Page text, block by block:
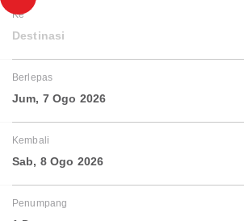
Ke
Destinasi
Berlepas
Jum, 7 Ogo 2026
Kembali
Sab, 8 Ogo 2026
Penumpang